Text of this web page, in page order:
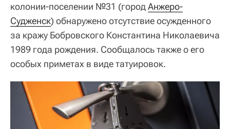
колонии-поселении №31 (городАнжеро-
Судженск) обнаружено отсутствие осужденного
за кражу Бобровского Константина Николаевича
1989 года рождения. Сообщалось также о его
особых приметах в виде татуировок.